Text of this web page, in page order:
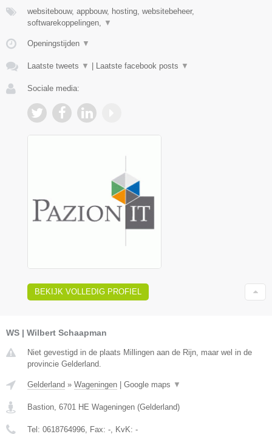
websitebouw, appbouw, hosting, websitebeheer,
softwarekoppelingen,
▼
Openingstijden ▼
Laatste tweets ▼ Laatste facebook posts ▼
Sociale media:
BEKIJK VOLLEDIG PROFIEL
WS | Wilbert Schaapman
Niet gevestigd in de plaats Millingen aan de Rijn, maar wel in de
provincie Gelderland.
Gelderland » Wageningen Google maps ▼
Bastion 6701 HE Wageningen (Gelderland)
Tel: 0618764996 , Fax: - , KvK: -